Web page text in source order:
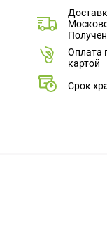
Оплата
картой
Срок